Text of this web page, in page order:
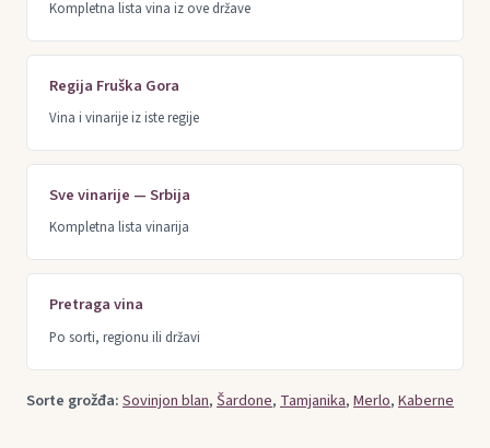
Kompletna lista vina iz ove države
Regija Fruška Gora
Vina i vinarije iz iste regije
Sve vinarije — Srbija
Kompletna lista vinarija
Pretraga vina
Po sorti, regionu ili državi
Sorte grožđa:Sovinjon blan,Šardone, Tamjanika,Merlo,Kaberne